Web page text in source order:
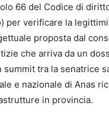
66 del Codice di
per verificare la
proposta dal
che arriva da un
summit tra la senatrice
e nazionale di Anas
in provincia.